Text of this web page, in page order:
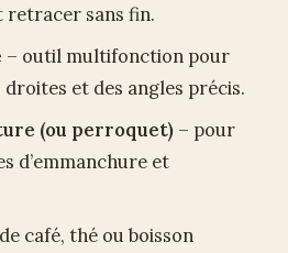
sans fin.
– outil multifonction pour
et des angles précis.
(ou perroquet) – pour
d’emmanchure et
café, thé ou boisson